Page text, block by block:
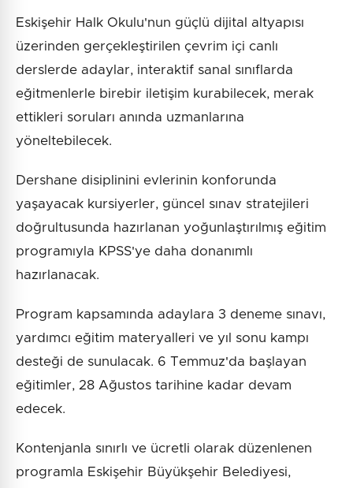
Eskişehir Halk Okulu'nun güçlü dijital altyapısı
üzerinden gerçekleştirilen çevrim içi canlı
derslerde adaylar, interaktif sanal sınıflarda
eğitmenlerle birebir iletişim kurabilecek, merak
ettikleri soruları anında uzmanlarına
yöneltebilecek.
Dershane disiplinini evlerinin konforunda
yaşayacak kursiyerler, güncel sınav stratejileri
doğrultusunda hazırlanan yoğunlaştırılmış eğitim
programıyla KPSS'ye daha donanımlı
hazırlanacak.
Program kapsamında adaylara 3 deneme sınavı,
yardımcı eğitim materyalleri ve yıl sonu kampı
desteği de sunulacak. 6 Temmuz'da başlayan
eğitimler, 28 Ağustos tarihine kadar devam
edecek.
Kontenjanla sınırlı ve ücretli olarak düzenlenen
programla Eskişehir Büyükşehir Belediyesi,